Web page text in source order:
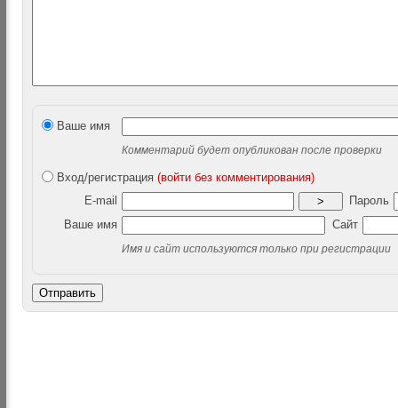
Ваше имя
Комментарий будет опубликован после проверки
Вход/регистрация (войти без комментирования)
E-mail
>
Пароль
Ваше имя
Сайт
Имя и сайт используются только при регистрации
Отправить